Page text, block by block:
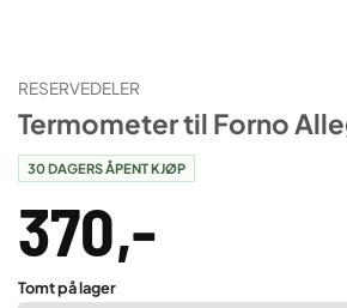
RESERVEDELER
Termometer til Forno
30 DAGERS ÅPENT KJØP
370,-
Tomt på lager